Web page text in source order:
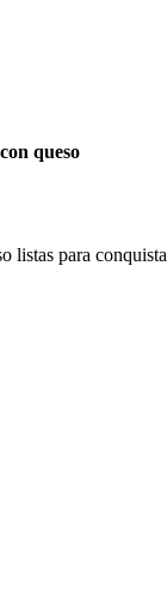
queso
listas para